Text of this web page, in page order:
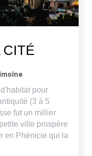
CITÉ
pour
(3 à 5
fut un millier
ville prospère
en Phénicie qui la